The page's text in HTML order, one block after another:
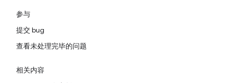
参与
提交 bug
查看未处理完毕的问题
相关内容